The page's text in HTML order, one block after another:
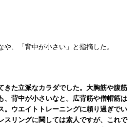
、「背中が小さい」と指摘した。
きた立派なカラダでした。大胸筋や腹筋
、背中が小さいなと。広背筋や僧帽筋は
。ウエイトトレーニングに頼り過ぎでい
スリングに関しては素人ですが、これで